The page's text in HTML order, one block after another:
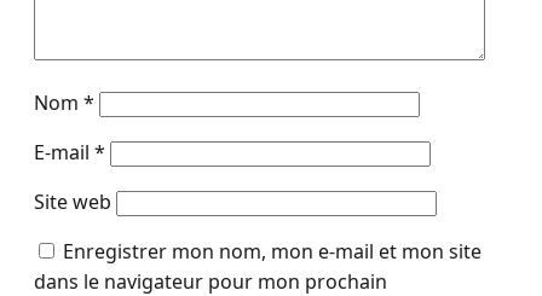
Nom *
E-mail *
Site web
Enregistrer mon nom, mon e-mail et mon site
dans le navigateur pour mon prochain